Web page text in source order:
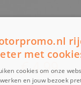
€ 4,99
met
cookies om onze
en jouw bezoek